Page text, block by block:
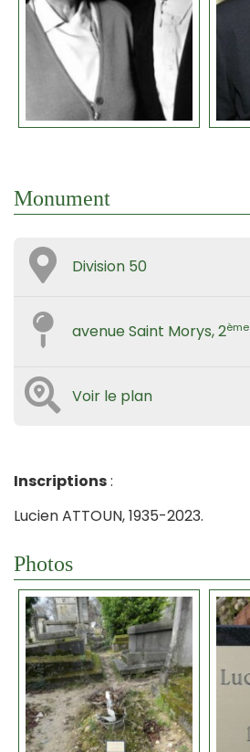
Monument
Division 50
avenue Saint Morys, 2ème
Voir le plan
Inscriptions:
Lucien ATTOUN, 1935-2023.
Photos